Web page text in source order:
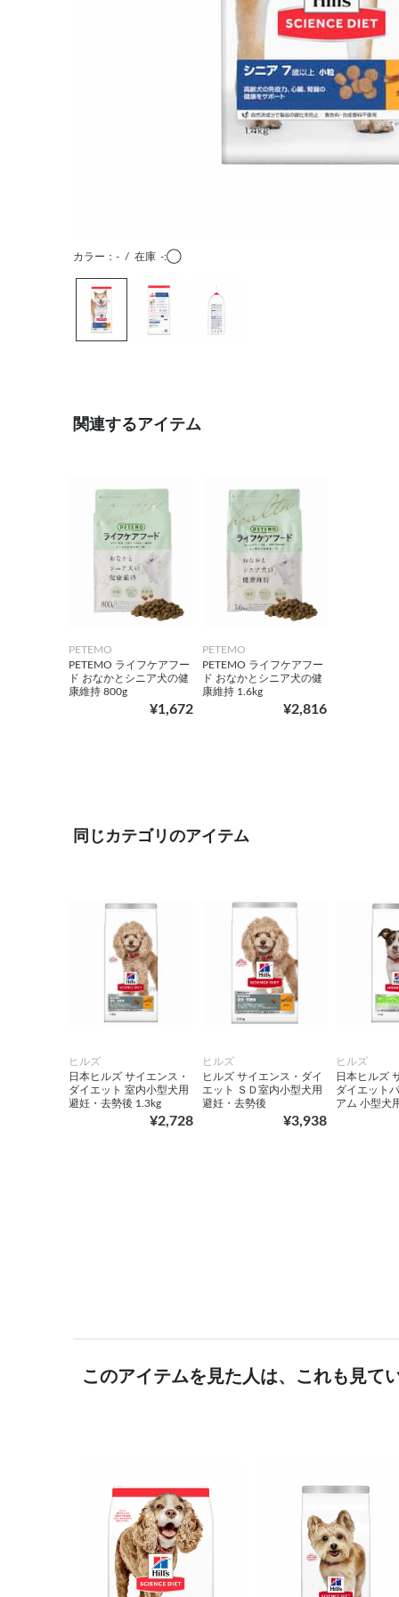
カラー：- / 在庫 -:◯
関連するアイテム
PETEMO
PETEMO ライフケアフー
ド おなかとシニア犬の健
康維持 800g
¥1,672
PETEMO
PETEMO ライフケアフー
ド おなかとシニア犬の健
康維持 1.6kg
¥2,816
同じカテゴリのアイテム
ヒルズ
日本ヒルズ サイエンス・
ダイエット 室内小型犬用
避妊・去勢後 1.3kg
¥2,728
ヒルズ
ヒルズ サイエンス・ダイ
エット ＳＤ室内小型犬用
避妊・去勢後
¥3,938
ヒルズ
日本ヒルズ
ダイエット
アム 小型犬
このアイテムを見た人は、これも見て